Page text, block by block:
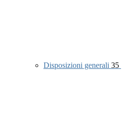
Disposizioni generali 35